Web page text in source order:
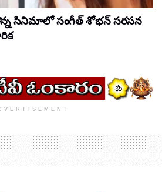
సినిమాలో సంగీత్ శోభన్ సరసన